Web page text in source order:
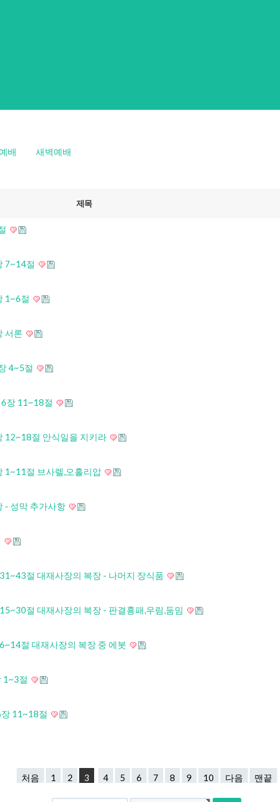
배 새벽예배
제목
7~14절
1~6절
서론
4~5절
장 11~18절
12~18절 안식일을 지키라
1~11절 브사렐,오홀리압
- 성막 추가사항
절 대재사장의 복장 - 나머지 장식품
절 대재사장의 복장 - 판결흉패,우림,둠밈
절 대재사장의 복장 중 에봇
1~3절
11~18절
처음 1 2 3 4 5 6 7 8 9 10 다음 맨끝